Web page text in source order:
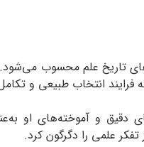
تاریخ علم محسوب
انتخاب طبیعی و
دقیق و آموخته‌های او
علمی را دگرگون کرد.